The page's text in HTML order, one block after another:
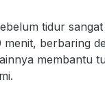
tidur
menit, berbaring
membantu